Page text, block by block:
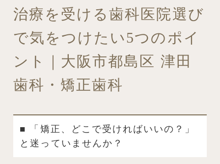
治療を受ける歯科医院選び
で気をつけたい5つのポイ
ント｜大阪市都島区 津田
歯科・矯正歯科
■ 「矯正、どこで受ければいいの？」
と迷っていませんか？